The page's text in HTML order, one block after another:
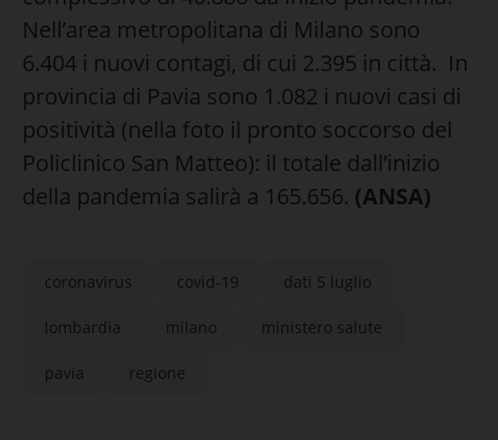
Nell’area metropolitana di Milano sono
6.404 i nuovi contagi, di cui 2.395 in città. In
provincia di Pavia sono 1.082 i nuovi casi di
positività (nella foto il pronto soccorso del
Policlinico San Matteo): il totale dall’inizio
della pandemia salirà a 165.656. (ANSA)
coronavirus covid-19 dati 5 luglio
lombardia milano ministero salute
pavia regione